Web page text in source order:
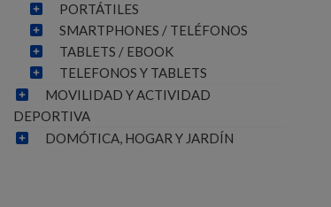
PORTÁTILES
SMARTPHONES / TELÉFONOS
TABLETS / EBOOK
TELEFONOS Y TABLETS
MOVILIDAD Y ACTIVIDAD
DEPORTIVA
DOMÓTICA, HOGAR Y JARDÍN